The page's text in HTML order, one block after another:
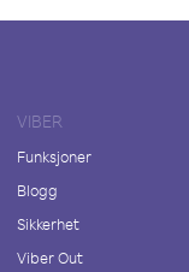
VIBER
Funksjoner
Blogg
Sikkerhet
Viber Out